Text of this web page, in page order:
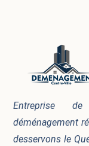
Entreprise
déménagement
desservons le